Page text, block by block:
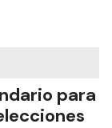
para